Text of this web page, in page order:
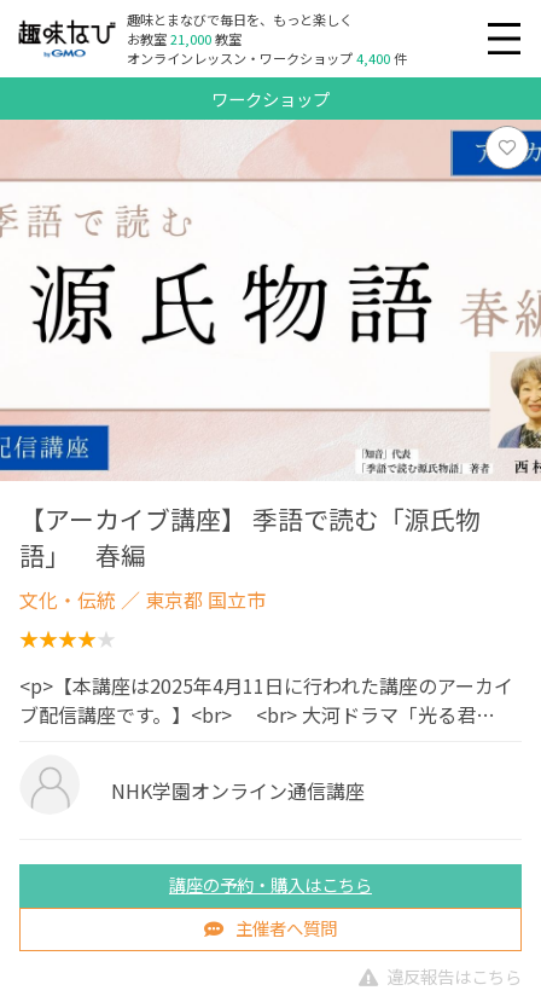
趣味とまなびで毎日を、もっと楽しく
お教室21,000教室
オンラインレッスン・ワークショップ4,400件
ワークショップ
【アーカイブ講座】 季語で読む「源氏物
語」 春編
文化・伝統 ／ 東京都 国立市
<p>【本講座は2025年4月11日に行われた講座のアーカイ
ブ配信講座です。】<br> <br> 大河ドラマ「光る君…
NHK学園オンライン通信講座
講座の予約・購入はこちら
主催者へ質問
違反報告はこちら